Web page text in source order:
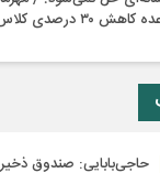
۳۰ درصدی کلاس‌های پرتراکم است
حاجی‌بابایی: صندوق